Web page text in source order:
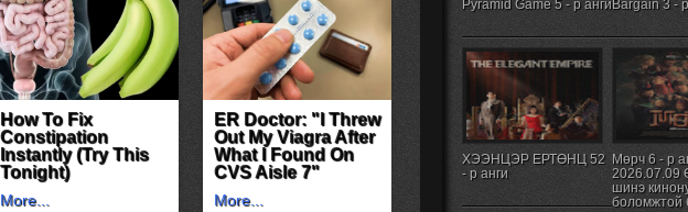
Pyramid Game 5 - р ангиBargain 3 -
ХЭЭНЦЭР ЕРТӨНЦ 52
- р анги
Мөрч 6 - р
2026.07.09
шинэ
боломжтой